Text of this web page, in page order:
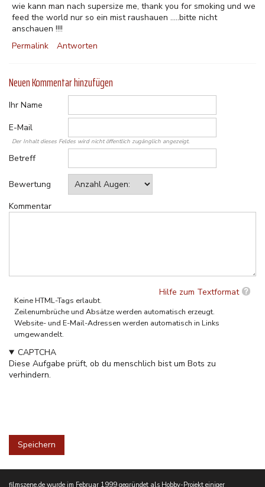
wie kann man nach supersize me, thank you for smoking und we
feed the world nur so ein mist raushauen .....bitte nicht
anschauen !!!!
Permalink
Antworten
Neuen Kommentar hinzufügen
Ihr Name
E-Mail
Der Inhalt dieses Feldes wird nicht öffentlich zugänglich angezeigt.
Betreff
Bewertung
Kommentar
Hilfe zum Textformat
Keine HTML-Tags erlaubt.
Zeilenumbrüche und Absätze werden automatisch erzeugt.
Website- und E-Mail-Adressen werden automatisch in Links
umgewandelt.
CAPTCHA
Diese Aufgabe prüft, ob du menschlich bist um Bots zu
verhindern.
filmszene.de wurde im Februar 1999 gegründet als Hobby-Projekt einiger